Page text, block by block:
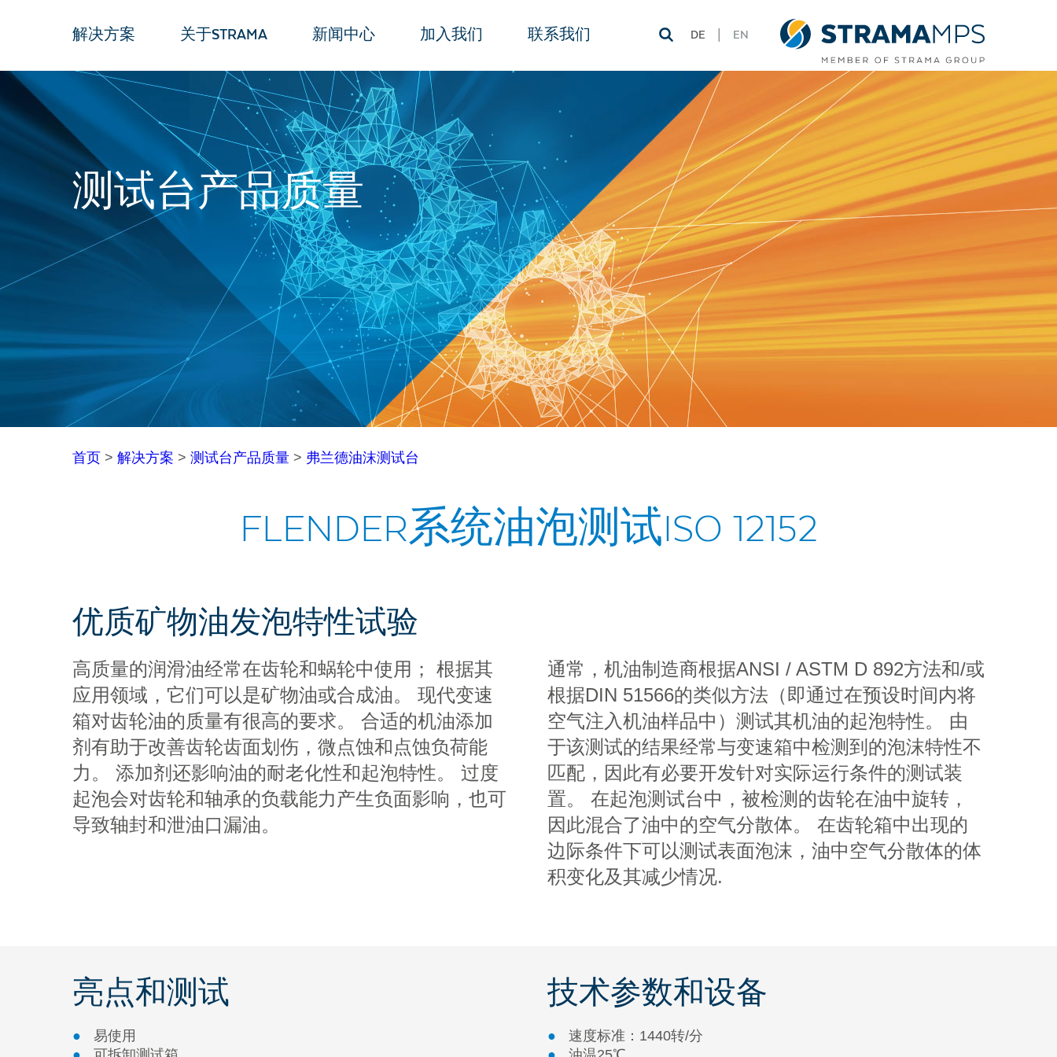
解决方案 关于STRAMA 新闻中心 加入我们 联系我们 DE EN
测试台产品质量
首页 > 解决方案 > 测试台产品质量 > 弗兰德油沫测试台
FLENDER系统油泡测试ISO 12152
优质矿物油发泡特性试验
高质量的润滑油经常在齿轮和蜗轮中使用； 根据其
应用领域，它们可以是矿物油或合成油。 现代变速
箱对齿轮油的质量有很高的要求。 合适的机油添加
剂有助于改善齿轮齿面划伤，微点蚀和点蚀负荷能
力。 添加剂还影响油的耐老化性和起泡特性。 过度
起泡会对齿轮和轴承的负载能力产生负面影响，也可
导致轴封和泄油口漏油。
通常，机油制造商根据ANSI / ASTM D 892方法和/或
根据DIN 51566的类似方法（即通过在预设时间内将
空气注入机油样品中）测试其机油的起泡特性。 由
于该测试的结果经常与变速箱中检测到的泡沫特性不
匹配，因此有必要开发针对实际运行条件的测试装
置。 在起泡测试台中，被检测的齿轮在油中旋转，
因此混合了油中的空气分散体。 在齿轮箱中出现的
边际条件下可以测试表面泡沫，油中空气分散体的体
积变化及其减少情况.
亮点和测试
易使用
技术参数和设备
速度标准：1440转/分